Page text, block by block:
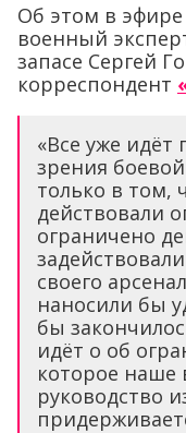
Об этом в
военный
запасе Сергей
корреспондент
«Все уже идёт
зрения
только в том,
действовали
ограничено
своего
наносили бы
бы
идёт о об
которое наше
руководство